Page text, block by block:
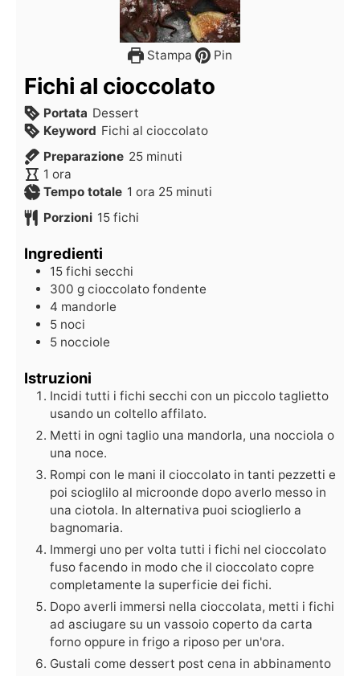
Stampa Pin
Fichi al cioccolato
Portata Dessert
Keyword Fichi al cioccolato
Preparazione 25 minuti
1 ora
Tempo totale 1 ora 25 minuti
Porzioni 15 fichi
Ingredienti
15 fichi secchi
300 g cioccolato fondente
4 mandorle
5 noci
5 nocciole
Istruzioni
Incidi tutti i fichi secchi con un piccolo taglietto
usando un coltello affilato.
Metti in ogni taglio una mandorla, una nocciola o
una noce.
Rompi con le mani il cioccolato in tanti pezzetti e
poi scioglilo al microonde dopo averlo messo in
una ciotola. In alternativa puoi scioglierlo a
bagnomaria.
Immergi uno per volta tutti i fichi nel cioccolato
fuso facendo in modo che il cioccolato copre
completamente la superficie dei fichi.
Dopo averli immersi nella cioccolata, metti i fichi
ad asciugare su un vassoio coperto da carta
forno oppure in frigo a riposo per un'ora.
Gustali come dessert post cena in abbinamento